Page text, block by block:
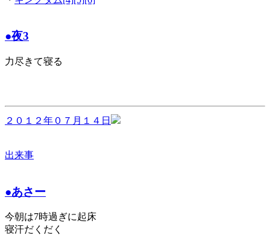
●夜3
力尽きて寝る
２０１２年０７月１４日
出来事
●あさー
今朝は7時過ぎに起床
寝汗だくだく